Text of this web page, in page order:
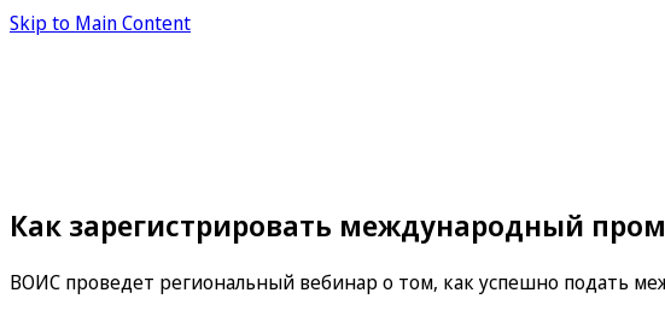
Skip to Main Content
Как зарегистрировать международный
ВОИС проведет региональный вебинар о том, как успешно подать